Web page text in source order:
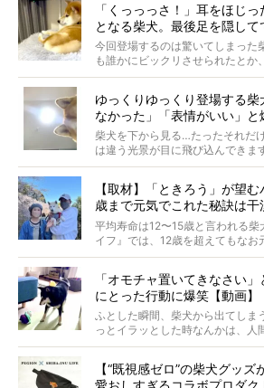
がるのでしょうか。
最近版画製作を始めた、お笑いコ
屋敷裕政さんに、拒否柴を掘っ
タビューと合わせてご覧ください。
「くっっっさ！」耳をほじ
となる柴犬。最後足を隠して
今回登場するのは驚いてしまった
も誰かにビックリさせられたとか
起きたとか、そういうことが原因
ゆっくりゆっくり登場する
なかった」「表情がいい」と
柴犬を下から見る…たったそれだ
は違う光景が目に飛び込んできま
つぶらに見え、モフモフのお顔は
【取材】「ときろう」が望
歳まで元気でこれた秘訣は
#38ときろう
平均寿命は12〜15歳と言われる柴
イフ』では、12歳を超えてもなお
意を込めて“レジェンド柴”と呼ん
ォーカスし、その元気の秘訣や
だと思うことを、オーナーさんに
回登場してくれたのは、17歳のと
ら食が細かったため、何でも食べ
「オモチャ置いてきなさい
にとった行動に爆笑【動画】
ふとした瞬間、柴犬から出てしま
っとイラッとした時なんかは、人
いように見えます。もしかして本
【“既視感ゼロ”の柴犬グッ
愛おしすぎるコラボプロダク